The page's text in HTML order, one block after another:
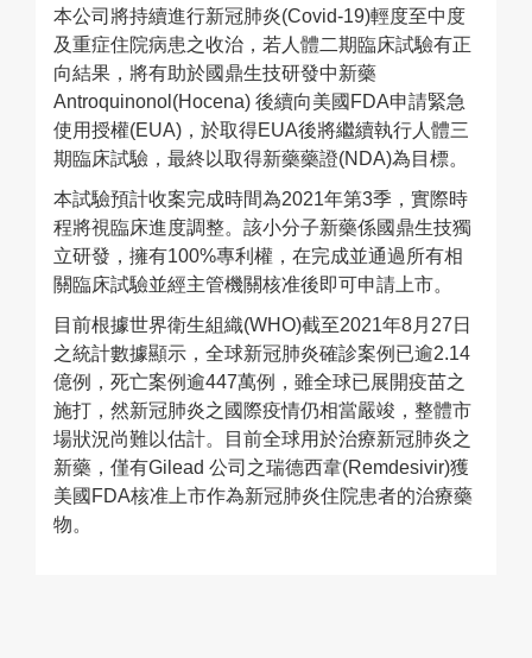
本公司將持續進行新冠肺炎(Covid-19)輕度至中度
及重症住院病患之收治，若人體二期臨床試驗有正
向結果，將有助於國鼎生技研發中新藥
Antroquinonol(Hocena) 後續向美國FDA申請緊急
使用授權(EUA)，於取得EUA後將繼續執行人體三
期臨床試驗，最終以取得新藥藥證(NDA)為目標。
本試驗預計收案完成時間為2021年第3季，實際時
程將視臨床進度調整。該小分子新藥係國鼎生技獨
立研發，擁有100%專利權，在完成並通過所有相
關臨床試驗並經主管機關核准後即可申請上市。
目前根據世界衛生組織(WHO)截至2021年8月27日
之統計數據顯示，全球新冠肺炎確診案例已逾2.14
億例，死亡案例逾447萬例，雖全球已展開疫苗之
施打，然新冠肺炎之國際疫情仍相當嚴竣，整體市
場狀況尚難以估計。目前全球用於治療新冠肺炎之
新藥，僅有Gilead 公司之瑞德西韋(Remdesivir)獲
美國FDA核准上市作為新冠肺炎住院患者的治療藥
物。